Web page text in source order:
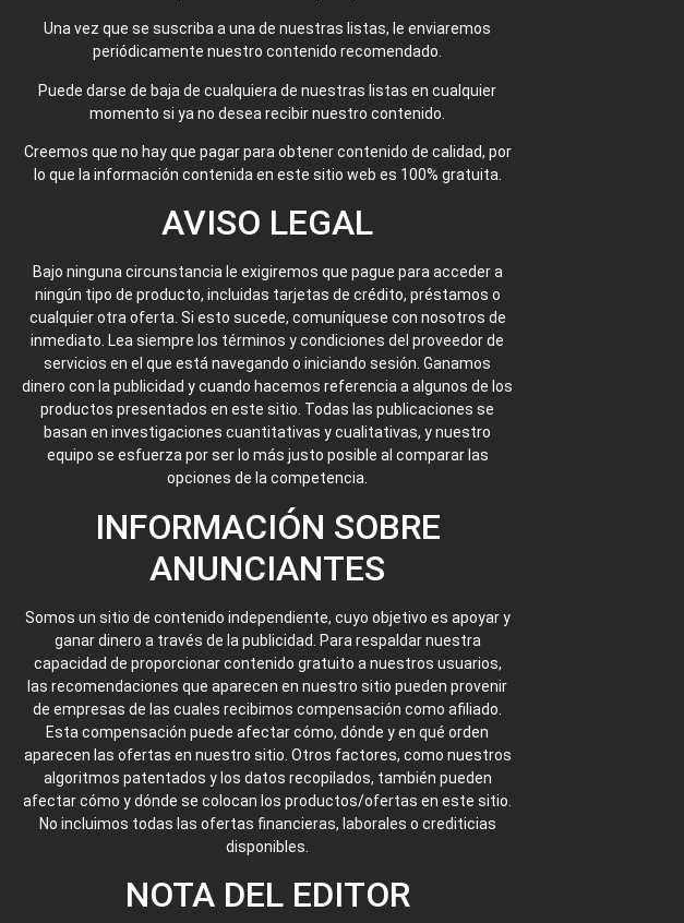
Una vez que se suscriba a una de nuestras listas, le enviaremos
periódicamente nuestro contenido recomendado.
Puede darse de baja de cualquiera de nuestras listas en cualquier
momento si ya no desea recibir nuestro contenido.
Creemos que no hay que pagar para obtener contenido de calidad, por
lo que la información contenida en este sitio web es 100% gratuita.
AVISO LEGAL
Bajo ninguna circunstancia le exigiremos que pague para acceder a
ningún tipo de producto, incluidas tarjetas de crédito, préstamos o
cualquier otra oferta. Si esto sucede, comuníquese con nosotros de
inmediato. Lea siempre los términos y condiciones del proveedor de
servicios en el que está navegando o iniciando sesión. Ganamos
dinero con la publicidad y cuando hacemos referencia a algunos de los
productos presentados en este sitio. Todas las publicaciones se
basan en investigaciones cuantitativas y cualitativas, y nuestro
equipo se esfuerza por ser lo más justo posible al comparar las
opciones de la competencia.
INFORMACIÓN SOBRE
ANUNCIANTES
Somos un sitio de contenido independiente, cuyo objetivo es apoyar y
ganar dinero a través de la publicidad. Para respaldar nuestra
capacidad de proporcionar contenido gratuito a nuestros usuarios,
las recomendaciones que aparecen en nuestro sitio pueden provenir
de empresas de las cuales recibimos compensación como afiliado.
Esta compensación puede afectar cómo, dónde y en qué orden
aparecen las ofertas en nuestro sitio. Otros factores, como nuestros
algoritmos patentados y los datos recopilados, también pueden
afectar cómo y dónde se colocan los productos/ofertas en este sitio.
No incluimos todas las ofertas financieras, laborales o crediticias
disponibles.
NOTA DEL EDITOR